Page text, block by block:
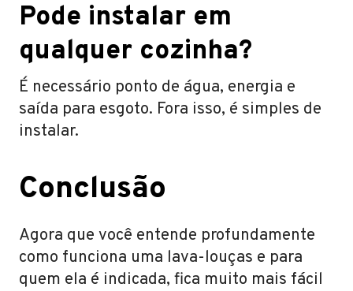
Pode instalar em
qualquer cozinha?
É necessário ponto de água, energia e
saída para esgoto. Fora isso, é simples de
instalar.
Conclusão
Agora que você entende profundamente
como funciona uma lava-louças e para
quem ela é indicada, fica muito mais fácil